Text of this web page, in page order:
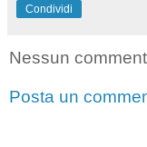
Condividi
Nessun
Posta un